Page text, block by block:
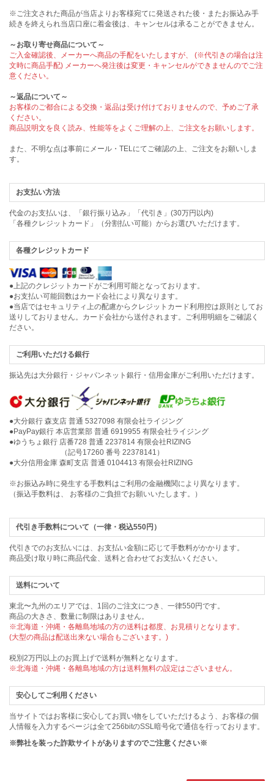
※ご注文された商品が当店よりお客様宛てに発送された後・またお振込み手
続きを終えられ当店口座に着金後は、キャンセルは承ることができません。
～お取り寄せ商品について～
ご入金確認後、メーカーへ商品の手配をいたしますが、 (※代引きの場合は注
文時に商品手配) メーカーへ発注後は変更・キャンセルができませんのでご注
意ください。
～返品について～
お客様のご都合による交換・返品は受け付けておりませんので、予めご了承
ください。
商品説明文を良く読み、性能等をよくご理解の上、ご注文をお願いします。
また、不明な点は事前にメール・TELにてご確認の上、ご注文をお願いしま
す。
お支払い方法
代金のお支払いは、「銀行振り込み」「代引き」(30万円以内)
「各種クレジットカード」（分割払い可能）からお選びいただけます。
各種クレジットカード
●上記のクレジットカードがご利用可能となっております。
●お支払い可能回数はカード会社により異なります。
●当店ではセキュリティ上の配慮からクレジットカード利用控は原則としてお
送りしておりません。カード会社から送付されます。ご利用明細をご確認く
ださい。
ご利用いただける銀行
振込先は大分銀行・ジャパンネット銀行・信用金庫がご利用いただけます。
●大分銀行 森支店 普通 5327098 有限会社ライジング
●PayPay銀行 本店営業部 普通 6919955 有限会社ライジング
●ゆうちょ銀行 店番728 普通 2237814 有限会社RIZING
（記号17260 番号 22378141）
●大分信用金庫 森町支店 普通 0104413 有限会社RIZING
※お振込み時に発生する手数料はご利用の金融機関により異なります。
（振込手数料は、 お客様のご負担でお願いいたします。）
代引き手数料について（一律・税込550円）
代引きでのお支払いには、お支払い金額に応じて手数料がかかります。
商品受け取り時に商品代金、送料と合わせてお支払いください。
送料について
東北〜九州のエリアでは、1回のご注文につき、一律550円です。
商品の大きさ、数量に制限はありません。
※北海道・沖縄・各離島地域の方の送料は都度、お見積りとなります。
(大型の商品は配送出来ない場合もございます。)
税別2万円以上のお買上げで送料が無料となります。
※北海道・沖縄・各離島地域の方は送料無料の設定はございません。
安心してご利用ください
当サイトではお客様に安心してお買い物をしていただけるよう、お客様の個
人情報を入力するページは全て256bitのSSL暗号化で通信を行っております。
※弊社を装った詐欺サイトがありますのでご注意ください※